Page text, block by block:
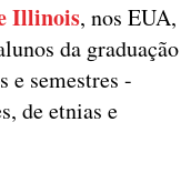
Illinois, nos EUA,
da graduação
e semestres -
de etnias e